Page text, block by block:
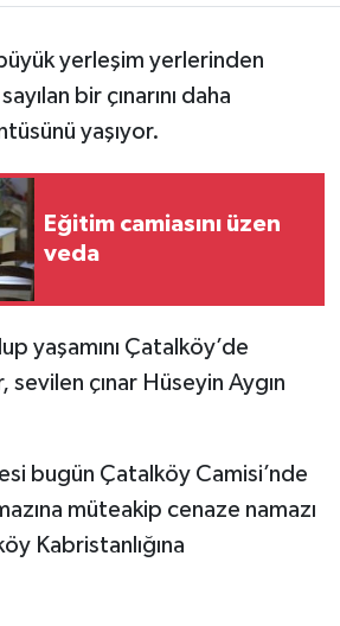
yerleşim yerlerinden
bir çınarını daha
yaşıyor.
Eğitim camiasını üzen
veda
yaşamını Çatalköy’de
çınar Hüseyin Aygın
bugün Çatalköy Camisi’nde
müteakip cenaze namazı
Kabristanlığına